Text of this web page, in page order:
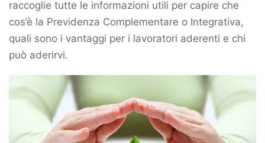
raccoglie tutte le informazioni utili per capire che
cos’è la Previdenza Complementare o Integrativa,
quali sono i vantaggi per i lavoratori aderenti e chi
può aderirvi.